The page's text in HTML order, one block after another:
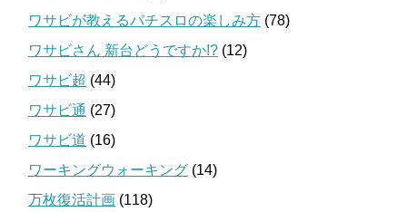
ワサビが教えるパチスロの楽しみ方 (78)
ワサビさん 新台どうですか!? (12)
ワサビ超 (44)
ワサビ通 (27)
ワサビ道 (16)
ワーキングウォーキング (14)
万枚復活計画 (118)